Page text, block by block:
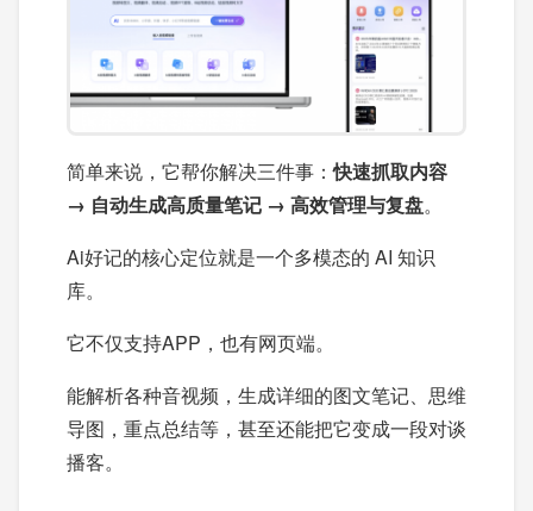
简单来说，它帮你解决三件事：快速抓取内容
→ 自动生成高质量笔记 → 高效管理与复盘。
Ai好记的核心定位就是一个多模态的 AI 知识
库。
它不仅支持APP，也有网页端。
能解析各种音视频，生成详细的图文笔记、思维
导图，重点总结等，甚至还能把它变成一段对谈
播客。